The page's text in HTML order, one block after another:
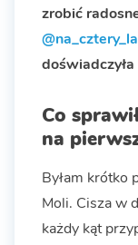
zrobić
Co
na
Byłam krótko
Moli. Cisza w
każdy kąt